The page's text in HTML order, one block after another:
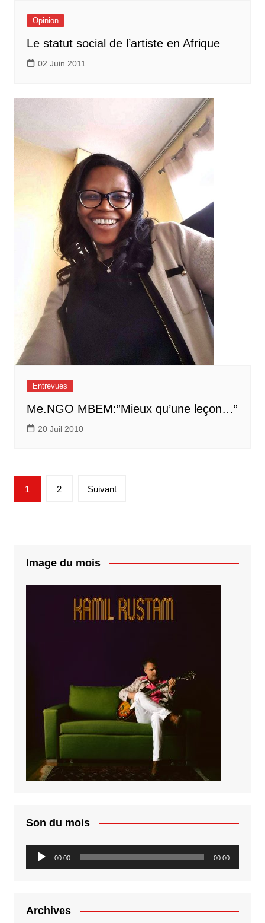
Opinion
Le statut social de l’artiste en Afrique
02 Juin 2011
Entrevues
Me.NGO MBEM:”Mieux qu’une leçon…”
20 Juil 2010
Pagination
des
1 2 Suivant
Image du mois
Son du mois
Lecteur
audio
00:00 00:00
Archives